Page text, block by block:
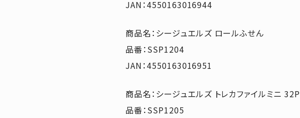
JAN：4550163016944
商品名：シージュエルズ ロールふせん
品番：SSP1204
JAN：4550163016951
商品名：シージュエルズ トレカファイルミニ 32P
品番：SSP1205